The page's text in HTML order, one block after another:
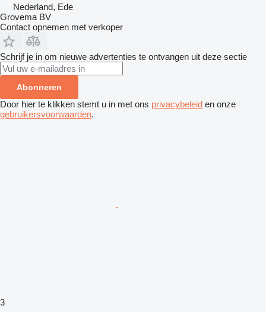
Nederland, Ede
Grovema BV
Contact opnemen met verkoper
Schrijf je in om nieuwe advertenties te ontvangen uit deze sectie
Abonneren
Door hier te klikken stemt u in met ons privacybeleid en onze
gebruikersvoorwaarden.
3